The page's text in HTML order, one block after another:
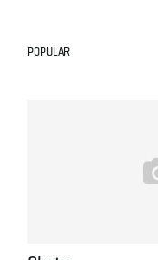
POPULAR